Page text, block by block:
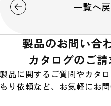
一覧へ
製品のお問い合
カタログのご
製品に関するご質問やカタ
もり依頼など、お気軽にお問